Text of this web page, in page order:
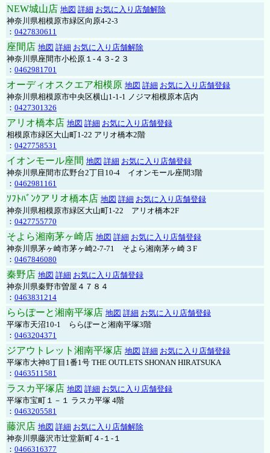
NEW城山店 地図 詳細 お気に入り店舗解除
神奈川県相模原市緑区向原4-2-3
： 0427830611
座間店 地図 詳細 お気に入り店舗解除
神奈川県座間市小松原１-４３-２３
： 0462981701
オーディオスクエア相模原 地図 詳細 お気に入り店舗登録
神奈川県相模原市中央区横山1-1-1 ノジマ相模原本店内
： 0427301326
アリオ橋本店 地図 詳細 お気に入り店舗登録
相模原市緑区大山町1-22 アリオ橋本2階
： 0427758531
イオンモール座間 地図 詳細 お気に入り店舗登録
神奈川県座間市広野台2丁目10-4 イオンモール座間3階
： 0462981161
ｿﾌﾄﾊﾞﾝｸアリオ橋本店 地図 詳細 お気に入り店舗登録
神奈川県相模原市緑区大山町1-22 アリオ橋本2F
： 0427755770
そよら湘南茅ヶ崎店 地図 詳細 お気に入り店舗登録
神奈川県茅ヶ崎市茅ヶ崎2‐7‐71 そよら湘南茅ヶ崎３F
： 0467846080
秦野店 地図 詳細 お気に入り店舗登録
神奈川県秦野市曽屋４７８４
： 0463831214
ららぽーと湘南平塚店 地図 詳細 お気に入り店舗登録
平塚市天沼10-1 ららぽーと湘南平塚3階
： 0463204371
ジアウトレット湘南平塚店 地図 詳細 お気に入り店舗登録
平塚市大神8丁目1番1号 THE OUTLETS SHONAN HIRATSUKA
： 0463511581
ラスカ平塚店 地図 詳細 お気に入り店舗登録
平塚市宝町１－１ ラスカ平塚 4階
： 0463205581
藤沢店 地図 詳細 お気に入り店舗解除
神奈川県藤沢市辻堂新町４-１-１
： 0466316377